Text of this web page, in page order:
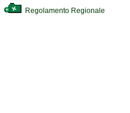
Regolamento Regionale